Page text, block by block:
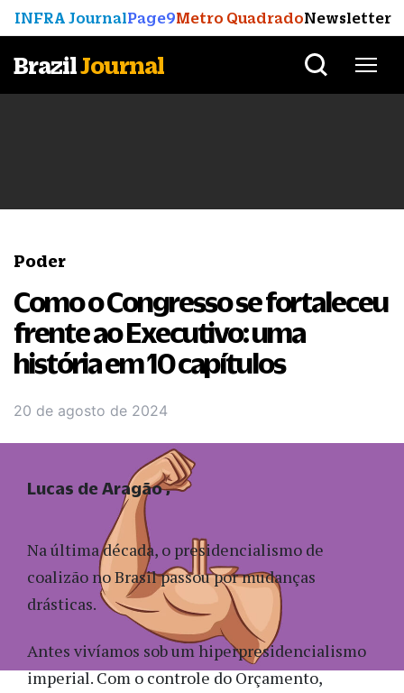
INFRA JournalPage9Metro QuadradoNewsletter
BrazilJournal
Poder
Como o Congresso se fortaleceu
frente ao Executivo: uma
história em 10 capítulos
20 de agosto de 2024
Na última década, o presidencialismo de
coalizão no Brasil passou por mudanças
drásticas.
Antes vivíamos sob um hiperpresidencialismo
imperial. Com o controle do Orçamento,
Lucas de Aragão